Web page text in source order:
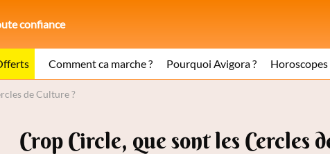
confiance
Comment ca marche ? Pourquoi Avigora ? Horoscopes
de Culture ?
Crop Circle, que sont les Cercles